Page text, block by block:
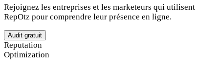
Rejoignez les entreprises et les marketeurs qui utilisent
RepOtz pour comprendre leur présence en ligne.
Audit gratuit
Reputation
Optimization